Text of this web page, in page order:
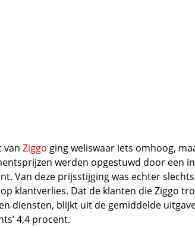
van Ziggo ging weliswaar iets omhoog,
werden opgestuwd door een
Van deze prijsstijging was echter
klantverlies. Dat de klanten die Ziggo
diensten, blijkt uit de gemiddelde
4,4 procent.